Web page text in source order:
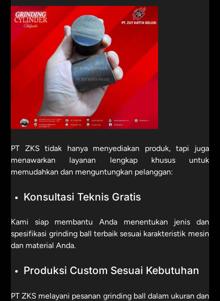
PT ZKS tidak hanya menyediakan produk, tapi juga
menawarkan layanan lengkap khusus untuk
memudahkan dan menguntungkan pelanggan:
Konsultasi Teknis Gratis
Kami siap membantu Anda menentukan jenis dan
spesifikasi grinding ball terbaik sesuai karakteristik mesin
dan material Anda.
Produksi Custom Sesuai Kebutuhan
PT ZKS melayani pesanan grinding ball dalam ukuran dan